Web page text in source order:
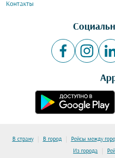
Контакты
В страну | В город | Рейсы между
Из города |